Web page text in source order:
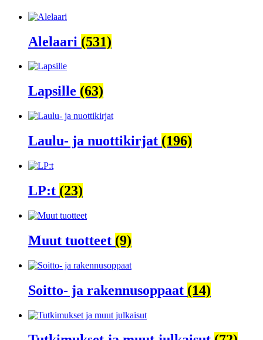
Alelaari (531)
Lapsille (63)
Laulu- ja nuottikirjat (196)
LP:t (23)
Muut tuotteet (9)
Soitto- ja rakennusoppaat (14)